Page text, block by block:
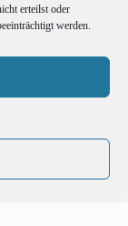
erteilst oder
werden.